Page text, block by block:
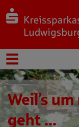
Weil’s
geht ...